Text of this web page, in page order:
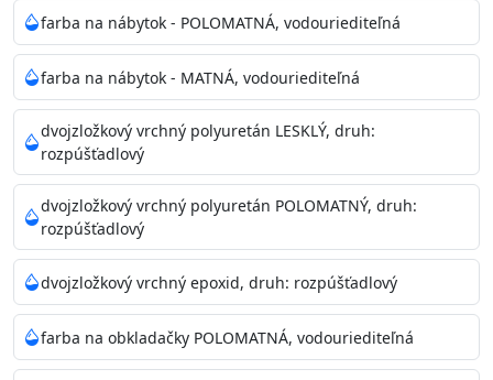
farba na nábytok - POLOMATNÁ, vodouriediteľná
farba na nábytok - MATNÁ, vodouriediteľná
dvojzložkový vrchný polyuretán LESKLÝ, druh:
rozpúšťadlový
dvojzložkový vrchný polyuretán POLOMATNÝ, druh:
rozpúšťadlový
dvojzložkový vrchný epoxid, druh: rozpúšťadlový
farba na obkladačky POLOMATNÁ, vodouriediteľná